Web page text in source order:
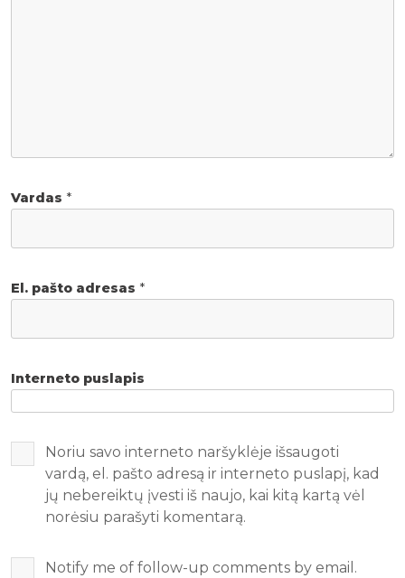
Vardas *
El. pašto adresas *
Interneto puslapis
Noriu savo interneto naršyklėje išsaugoti
vardą, el. pašto adresą ir interneto puslapį, kad
jų nebereiktų įvesti iš naujo, kai kitą kartą vėl
norėsiu parašyti komentarą.
Notify me of follow-up comments by email.